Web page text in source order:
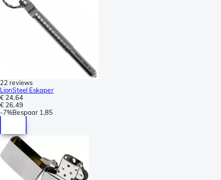
22 reviews
LionSteel Eskaper
€ 24,64
€ 26,49
-7%Bespaar 1,85